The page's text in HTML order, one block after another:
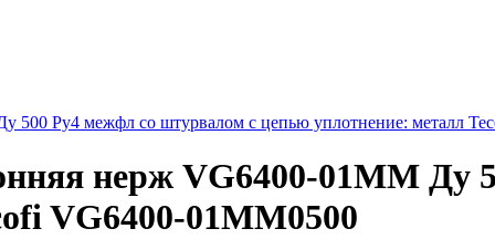
500 Ру4 межфл со штурвалом с цепью уплотнение: металл
нерж VG6400-01MM Ду
VG6400-01MM0500